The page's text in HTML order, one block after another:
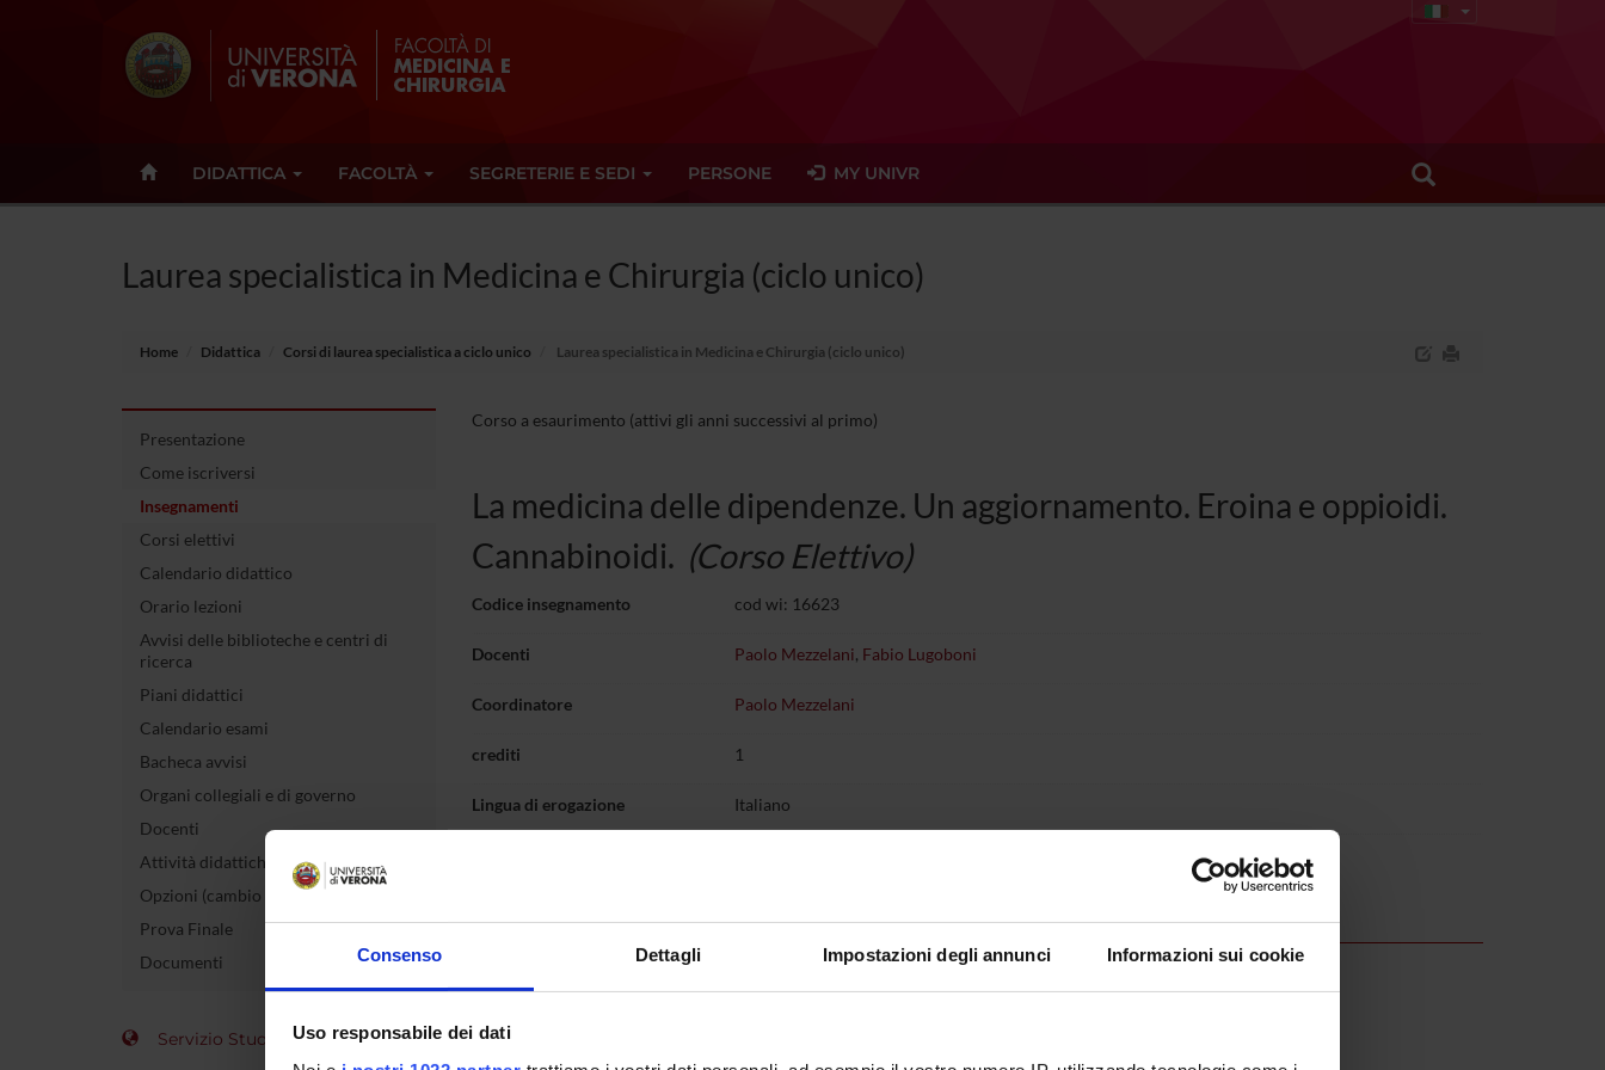
Consenso Dettagli Impostazioni degli annunci Informazioni sui cookie
Uso responsabile dei dati
DIDATTICA FACOLTÀ SEGRETERIE E SEDI PERSONE MY UNIVR
Laurea specialistica in Medicina e Chirurgia (ciclo unico)
Home Didattica Corsi di laurea specialistica a ciclo unico Laurea specialistica in Medicina e Chirurgia (ciclo unico)
Presentazione
Come iscriversi
Insegnamenti
Corsi elettivi
Calendario didattico
Orario lezioni
Avvisi delle biblioteche e centri di
ricerca
Piani didattici
Calendario esami
Bacheca avvisi
Organi collegiali e di governo
Docenti
Attività didattiche elettive (ADE)
Opzioni (cambio di ordinamento)
Prova Finale
Documenti
Servizio Studenti Internazionali
Corso a esaurimento (attivi gli anni successivi al primo)
La medicina delle dipendenze. Un aggiornamento. Eroina e oppioidi.
Cannabinoidi. (Corso Elettivo)
Codice insegnamento cod wi: 16623
Docenti Paolo Mezzelani, Fabio Lugoboni
Coordinatore Paolo Mezzelani
crediti 1
Lingua di erogazione Italiano
Orario lezioni
Corsi elettivi del 2° semestre
Non inserito.